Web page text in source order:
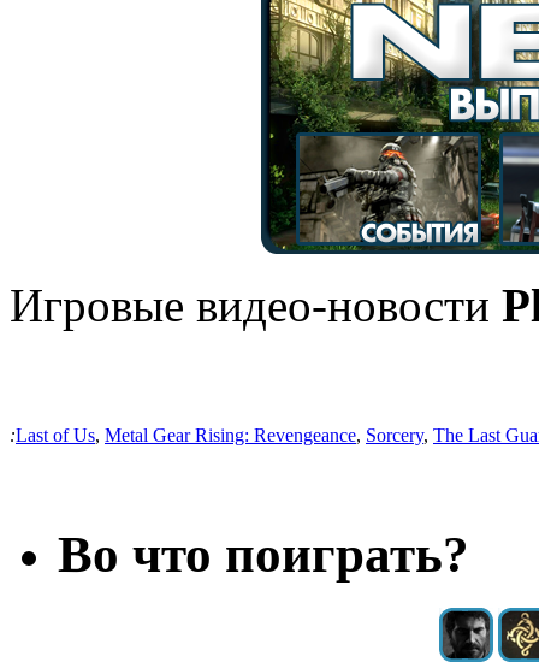
Игровые видео-новости
:Last of Us, Metal Gear Rising: Revengeance, Sorcery, The Last
Во что поиграть?